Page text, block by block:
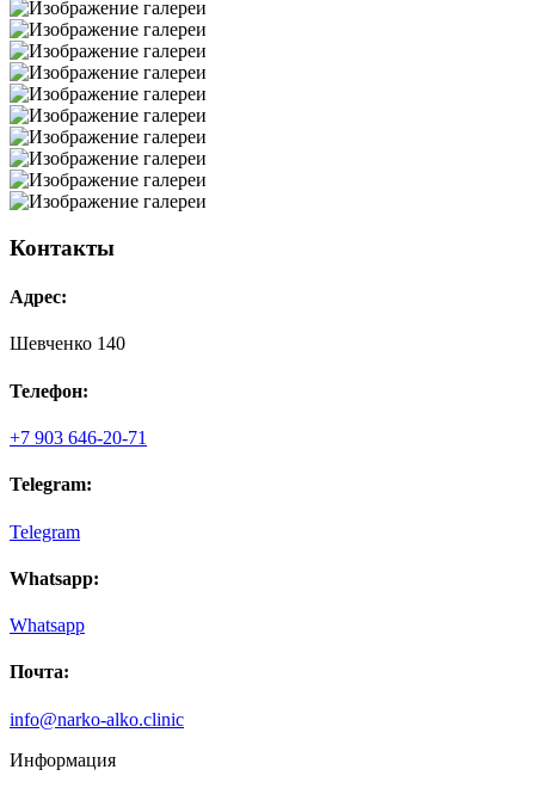
Контакты
Адрес:
Шевченко 140
Телефон:
+7 903 646-20-71
Telegram:
Telegram
Whatsapp:
Whatsapp
Почта:
info@narko-alko.clinic
Информация